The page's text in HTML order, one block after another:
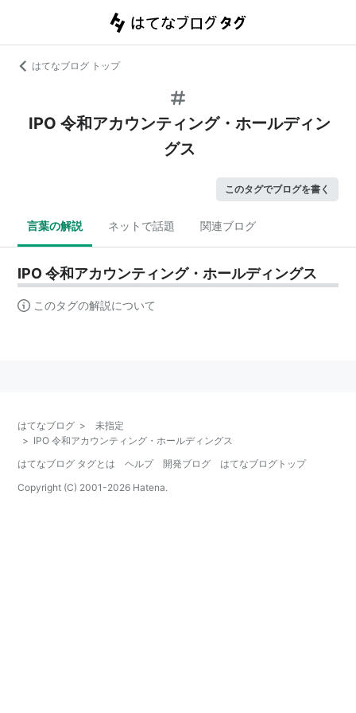
はてなブログ トップ
IPO 令和アカウンティング・ホールディン
グス
このタグでブログを書く
言葉の解説 ネットで話題 関連ブログ
IPO 令和アカウンティング・ホールディングス
このタグの解説について
はてなブログ >
未指定
> IPO 令和アカウンティング・ホールディングス
はてなブログ タグとは
ヘルプ 開発ブログ
はてなブログトップ
Copyright (C) 2001-2026 Hatena.